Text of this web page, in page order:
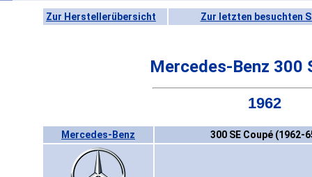
Zur Herstellerübersicht Zur letzten besuchten
Mercedes-Benz 300
1962
Mercedes-Benz 300 SE Coupé (1962-